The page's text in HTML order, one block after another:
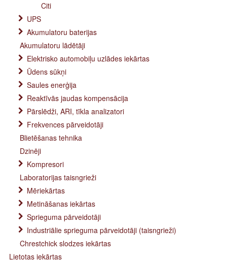
Citi
UPS
Akumulatoru baterijas
Akumulatoru lādētāji
Elektrisko automobiļu uzlādes iekārtas
Ūdens sūkņi
Saules enerģija
Reaktīvās jaudas kompensācija
Pārslēdži, ARI, tīkla analizatori
Frekvences pārveidotāji
Blietēšanas tehnika
Dzinēji
Kompresori
Laboratorijas taisngrieži
Mēriekārtas
Metināšanas iekārtas
Sprieguma pārveidotāji
Industriālie sprieguma pārveidotāji (taisngrieži)
Chrestchick slodzes iekārtas
Lietotas iekārtas